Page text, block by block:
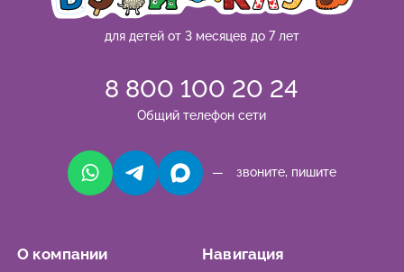
для детей от 3 месяцев до 7 лет
8 800 100 20 24
Общий телефон сети
— звоните, пишите
О компании
Навигация